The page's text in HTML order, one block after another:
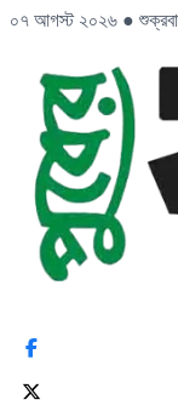
০৭ আগস্ট ২০২৬ ●